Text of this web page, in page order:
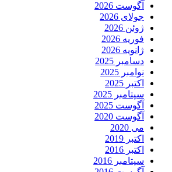
آگوست 2026
جولای 2026
ژوئن 2026
فوریه 2026
ژانویه 2026
دسامبر 2025
نوامبر 2025
اکتبر 2025
سپتامبر 2025
آگوست 2025
آگوست 2020
می 2020
اکتبر 2019
اکتبر 2016
سپتامبر 2016